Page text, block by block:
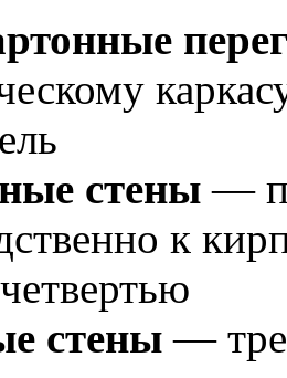
стены —
к
стены —